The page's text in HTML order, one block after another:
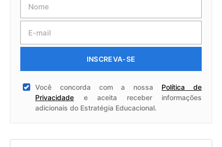
INSCREVA-SE
Você concorda com a nossa Política de
Privacidade e aceita receber informações
adicionais do Estratégia Educacional.